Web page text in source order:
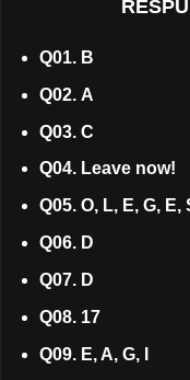
Q01. B
Q02. A
Q03. C
Q04. Leave now!
Q05. O, L, E, G, E,
Q06. D
Q07. D
Q08. 17
Q09. E, A, G, I